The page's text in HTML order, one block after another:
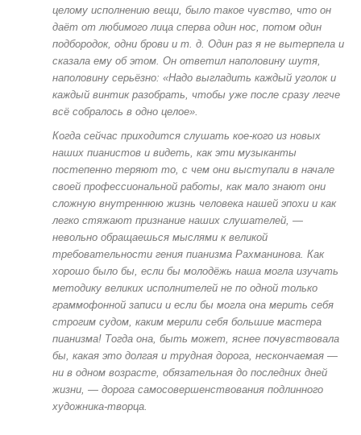
целому исполнению вещи, было такое чувство, что он
даёт от любимого лица сперва один нос, потом один
подбородок, одни брови и т. д. Один раз я не вытерпела и
сказала ему об этом. Он ответил наполовину шутя,
наполовину серьёзно: «Надо выгладить каждый уголок и
каждый винтик разобрать, чтобы уже после сразу легче
всё собралось в одно целое».
Когда сейчас приходится слушать кое-кого из новых
наших пианистов и видеть, как эти музыканты
постепенно теряют то, с чем они выступали в начале
своей профессиональной работы, как мало знают они
сложную внутреннюю жизнь человека нашей эпохи и как
легко стяжают признание наших слушателей, —
невольно обращаешься мыслями к великой
требовательности гения пианизма Рахманинова. Как
хорошо было бы, если бы молодёжь наша могла изучать
методику великих исполнителей не по одной только
граммофонной записи и если бы могла она мерить себя
строгим судом, каким мерили себя большие мастера
пианизма! Тогда она, быть может, яснее почувствовала
бы, какая это долгая и трудная дорога, нескончаемая —
ни в одном возрасте, обязательная до последних дней
жизни, — дорога самосовершенствования подлинного
художника-творца.